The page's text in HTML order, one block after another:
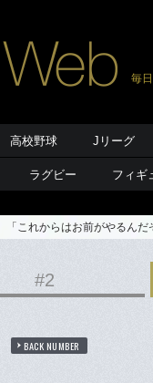
毎
高校野球 Jリーグ
ラグビー フィギ
「これからはお前がやるん
#2
BACK NUMBER